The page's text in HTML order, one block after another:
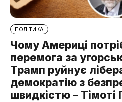
ПОЛІТИКА
Чому Америці
перемога за
Трамп руйнує
демократію з
швидкістю – Тімоті